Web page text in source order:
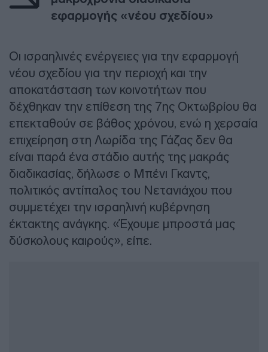
εφαρμογής «νέου σχεδίου»
Οι ισραηλινές ενέργειες για την εφαρμογή
νέου σχεδίου για την περιοχή και την
αποκατάσταση των κοινοτήτων που
δέχθηκαν την επίθεση της 7ης Οκτωβρίου θα
επεκταθούν σε βάθος χρόνου, ενώ η χερσαία
επιχείρηση στη Λωρίδα της Γάζας δεν θα
είναι παρά ένα στάδιο αυτής της μακράς
διαδικασίας, δήλωσε ο Μπένι Γκαντς,
πολιτικός αντίπαλος του Νετανιάχου που
συμμετέχει την ισραηλινή κυβέρνηση
έκτακτης ανάγκης. «Έχουμε μπροστά μας
δύσκολους καιρούς», είπε.